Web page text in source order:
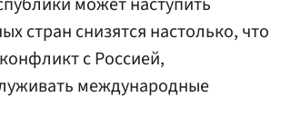
стран снизятся настолько, что
с Россией,
международные